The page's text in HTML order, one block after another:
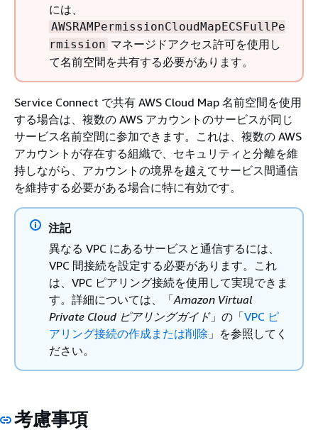
には、
AWSRAMPermissionCloudMapECSFullPe
rmission マネージドアクセス許可を使用し
て名前空間を共有する必要があります。
Service Connect で共有 AWS Cloud Map 名前空間を使用
する場合は、複数の AWS アカウントのサービスが同じ
サービス名前空間に参加できます。これは、複数の AWS
アカウントが存在する組織で、セキュリティと分離を維
持しながら、アカウントの境界を越えてサービス間通信
を維持する必要がある場合に特に有効です。
注記
異なる VPC にあるサービスと通信するには、
VPC 間接続を設定する必要があります。これ
は、VPC ピアリング接続を使用して実現できま
す。詳細については、「Amazon Virtual
Private Cloud ピアリングガイド」の「VPC ピ
アリング接続の作成または削除 」を参照してく
ださい。
考慮事項